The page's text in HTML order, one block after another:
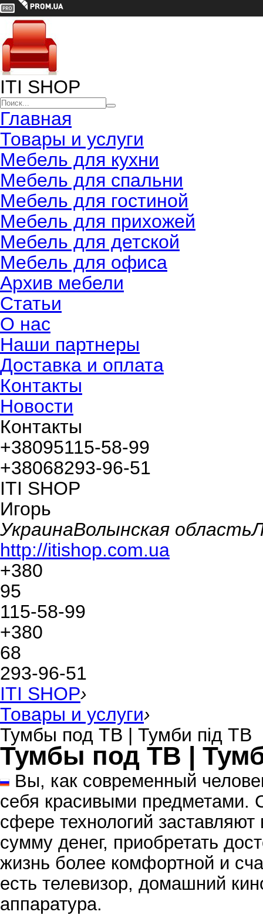
ITI SHOP
Главная
Товары и услуги
Мебель для кухни
Мебель для спальни
Мебель для гостиной
Мебель для прихожей
Мебель для детской
Мебель для офиса
Архив мебели
Статьи
О нас
Наши партнеры
Доставка и оплата
Контакты
Новости
Контакты
+38095115-58-99
+38068293-96-51
ITI SHOP
Игорь
УкраинаВолынская область
http://itishop.com.ua
+380
95
115-58-99
+380
68
293-96-51
ITI SHOP›
Товары и услуги›
Тумбы под ТВ | Тумби під ТВ
Тумбы под ТВ |
Вы, как современный
себя красивыми предметами.
сфере технологий
сумму денег, приобретать
жизнь более комфортной и
есть телевизор, домашний
аппаратура.